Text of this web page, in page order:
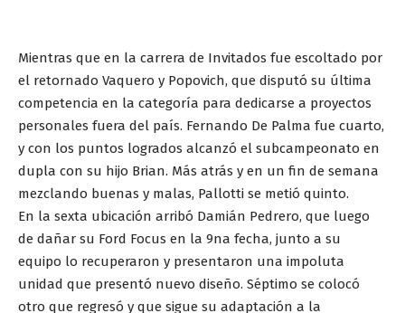
Mientras que en la carrera de Invitados fue escoltado por
el retornado Vaquero y Popovich, que disputó su última
competencia en la categoría para dedicarse a proyectos
personales fuera del país. Fernando De Palma fue cuarto,
y con los puntos logrados alcanzó el subcampeonato en
dupla con su hijo Brian. Más atrás y en un fin de semana
mezclando buenas y malas, Pallotti se metió quinto.
En la sexta ubicación arribó Damián Pedrero, que luego
de dañar su Ford Focus en la 9na fecha, junto a su
equipo lo recuperaron y presentaron una impoluta
unidad que presentó nuevo diseño. Séptimo se colocó
otro que regresó y que sigue su adaptación a la